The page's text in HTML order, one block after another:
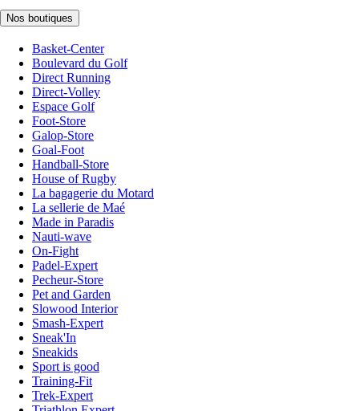
Nos boutiques
Basket-Center
Boulevard du Golf
Direct Running
Direct-Volley
Espace Golf
Foot-Store
Galop-Store
Goal-Foot
Handball-Store
House of Rugby
La bagagerie du Motard
La sellerie de Maé
Made in Paradis
Nauti-wave
On-Fight
Padel-Expert
Pecheur-Store
Pet and Garden
Slowood Interior
Smash-Expert
Sneak'In
Sneakids
Sport is good
Training-Fit
Trek-Expert